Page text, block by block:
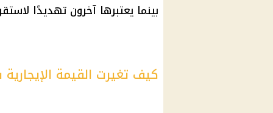
بينما يعتبرها آخرون تهديدًا
كيف تغيرت القيمة